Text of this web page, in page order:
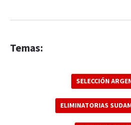
Temas:
SELECCIÓN
ELIMINATORIAS